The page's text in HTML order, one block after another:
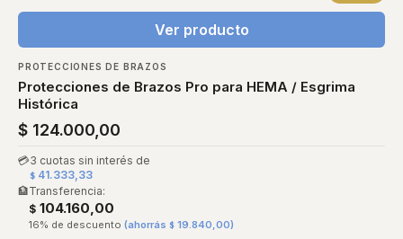
Ver producto
PROTECCIONES DE BRAZOS
Protecciones de Brazos Pro para HEMA / Esgrima
Histórica
$ 124.000,00
💳3 cuotas sin interés de
$ 41.333,33
🏦Transferencia:
$ 104.160,00
16% de descuento (ahorrás $ 19.840,00)